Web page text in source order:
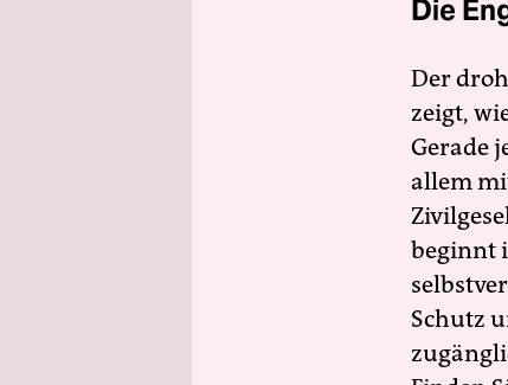
Die
Der
zeigt,
Gerade
allem
beginnt
Schutz